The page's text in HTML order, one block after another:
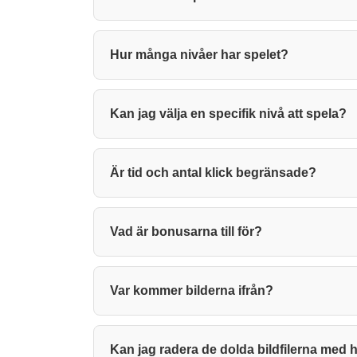
Hur många nivåer har spelet?
Kan jag välja en specifik nivå att spela?
Är tid och antal klick begränsade?
Vad är bonusarna till för?
Var kommer bilderna ifrån?
Kan jag radera de dolda bildfilerna med